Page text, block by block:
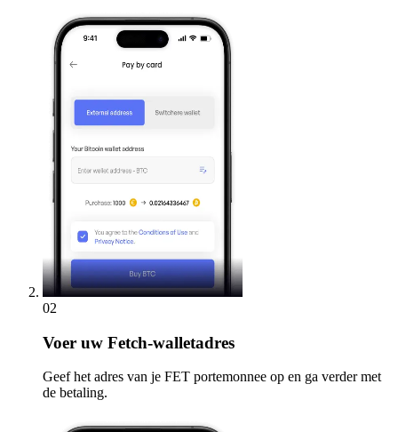
02
Voer uw Fetch-walletadres
Geef het adres van je FET portemonnee op en ga verder met
de betaling.